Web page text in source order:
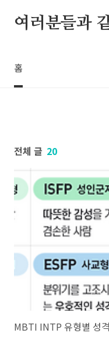
여러분들과
홈
전체 글 20
MBTI INTP 유형별 성